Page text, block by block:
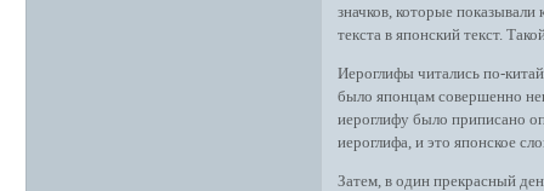
значков, которые
текста в японский текст.
Иероглифы читались по-
было японцам совершенно
иероглифу было приписано
иероглифа, и это японское
Затем, в один прекрасный